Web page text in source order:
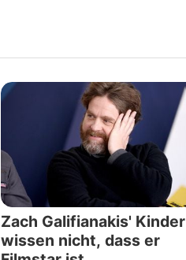
Zach Galifianakis' Kinder
wissen nicht, dass er